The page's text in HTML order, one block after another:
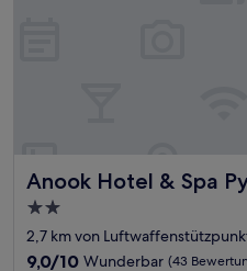
Anook Hotel & Spa
Anook Hotel & Spa
2.0-
Sterne-
Unterkunft
2,7 km von
9.0
9,0/10 Wunderbar (43